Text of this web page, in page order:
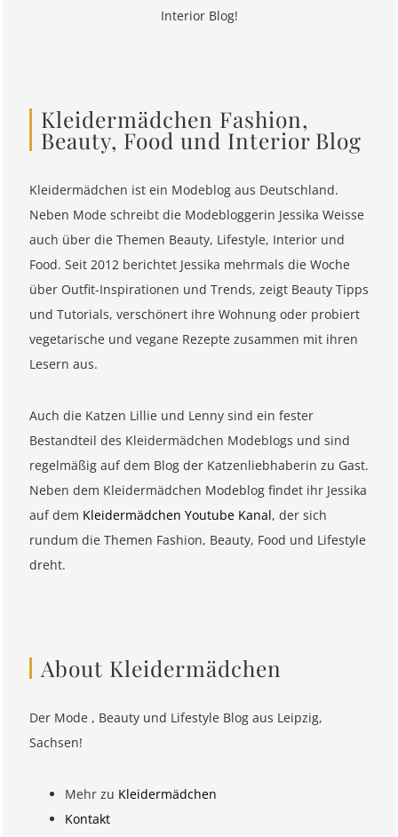
Interior Blog!
Kleidermädchen Fashion,
Beauty, Food und Interior Blog
Kleidermädchen ist ein Modeblog aus Deutschland.
Neben Mode schreibt die Modebloggerin Jessika Weisse
auch über die Themen Beauty, Lifestyle, Interior und
Food. Seit 2012 berichtet Jessika mehrmals die Woche
über Outfit-Inspirationen und Trends, zeigt Beauty Tipps
und Tutorials, verschönert ihre Wohnung oder probiert
vegetarische und vegane Rezepte zusammen mit ihren
Lesern aus.
Auch die Katzen Lillie und Lenny sind ein fester
Bestandteil des Kleidermädchen Modeblogs und sind
regelmäßig auf dem Blog der Katzenliebhaberin zu Gast.
Neben dem Kleidermädchen Modeblog findet ihr Jessika
auf dem Kleidermädchen Youtube Kanal, der sich
rundum die Themen Fashion, Beauty, Food und Lifestyle
dreht.
About Kleidermädchen
Der Mode , Beauty und Lifestyle Blog aus Leipzig,
Sachsen!
Mehr zu Kleidermädchen
Kontakt